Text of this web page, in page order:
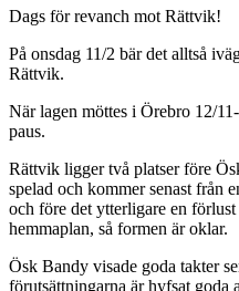
Dags för revanch mot Rättvik!
På onsdag 11/2 bär det alltså
Rättvik.
När lagen möttes i Örebro 12/
paus.
Rättvik ligger två platser före
spelad och kommer senast från
och före det ytterligare en
hemmaplan, så formen är oklar.
Ösk Bandy visade goda takter
förutsättningarna är hyfsat goda